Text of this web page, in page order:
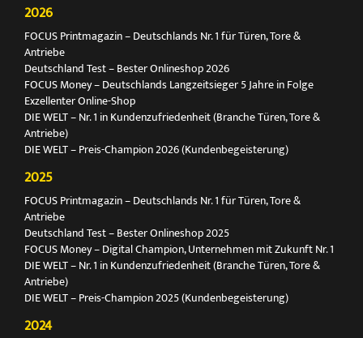
2026
FOCUS Printmagazin – Deutschlands Nr. 1 für Türen, Tore &
Antriebe
Deutschland Test – Bester Onlineshop 2026
FOCUS Money – Deutschlands Langzeitsieger 5 Jahre in Folge
Exzellenter Online-Shop
DIE WELT – Nr. 1 in Kundenzufriedenheit (Branche Türen, Tore &
Antriebe)
DIE WELT – Preis-Champion 2026 (Kundenbegeisterung)
2025
FOCUS Printmagazin – Deutschlands Nr. 1 für Türen, Tore &
Antriebe
Deutschland Test – Bester Onlineshop 2025
FOCUS Money – Digital Champion, Unternehmen mit Zukunft Nr. 1
DIE WELT – Nr. 1 in Kundenzufriedenheit (Branche Türen, Tore &
Antriebe)
DIE WELT – Preis-Champion 2025 (Kundenbegeisterung)
2024